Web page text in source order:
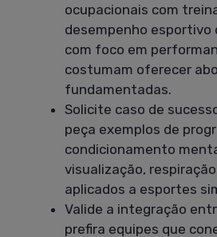
ocupacionais com
desempenho
com foco em
costumam oferecer
fundamentadas.
Solicite caso de
peça exemplos de
condicionamento
visualização,
aplicados a esportes
Valide a integração
prefira equipes que